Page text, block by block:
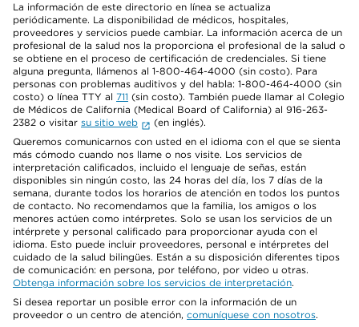
La información de este directorio en línea se actualiza
periódicamente. La disponibilidad de médicos, hospitales,
proveedores y servicios puede cambiar. La información acerca de un
profesional de la salud nos la proporciona el profesional de la salud o
se obtiene en el proceso de certificación de credenciales. Si tiene
alguna pregunta, llámenos al 1-800-464-4000 (sin costo). Para
personas con problemas auditivos y del habla: 1-800-464-4000 (sin
costo) o línea TTY al 711 (sin costo). También puede llamar al Colegio
de Médicos de California (Medical Board of California) al 916-263-
2382 o visitar su sitio web
(en inglés).
Queremos comunicarnos con usted en el idioma con el que se sienta
más cómodo cuando nos llame o nos visite. Los servicios de
interpretación calificados, incluido el lenguaje de señas, están
disponibles sin ningún costo, las 24 horas del día, los 7 días de la
semana, durante todos los horarios de atención en todos los puntos
de contacto. No recomendamos que la familia, los amigos o los
menores actúen como intérpretes. Solo se usan los servicios de un
intérprete y personal calificado para proporcionar ayuda con el
idioma. Esto puede incluir proveedores, personal e intérpretes del
cuidado de la salud bilingües. Están a su disposición diferentes tipos
de comunicación: en persona, por teléfono, por video u otras.
Obtenga información sobre los servicios de interpretación.
Si desea reportar un posible error con la información de un
proveedor o un centro de atención, comuníquese con nosotros.